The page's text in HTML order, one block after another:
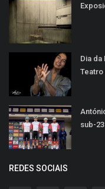
Dia
Teatro
sub-23
REDES SOCIAIS